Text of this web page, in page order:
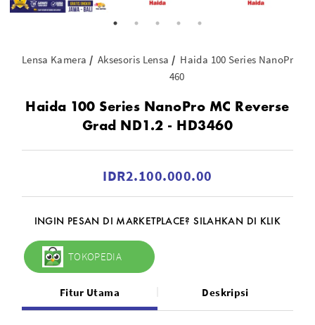
Lensa Kamera Aksesoris Lensa
Haida 100 Series NanoPro
460
Haida 100 Series NanoPro MC Reverse
Grad ND1.2 - HD3460
IDR2.100.000.00
INGIN PESAN DI MARKETPLACE? SILAHKAN DI KLIK
TOKOPEDIA
Fitur Utama Deskripsi